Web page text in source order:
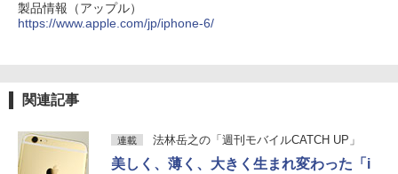
製品情報（アップル）
https://www.apple.com/jp/iphone-6/
関連記事
連載 法林岳之の「週刊モバイルCATCH UP」
美しく、薄く、大きく生まれ変わった「i